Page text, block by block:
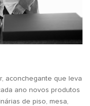
aconchegante que leva
ano novos produtos
de piso, mesa,